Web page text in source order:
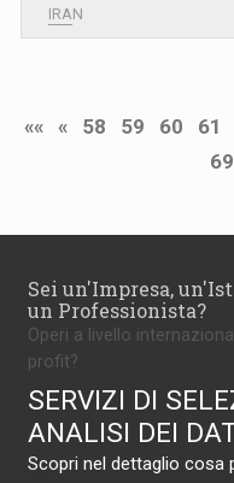
IRAN
«« « 58 59 60 61
69
Sei un'Impresa,
un Professionista?
Operi a livello
profit?
SERVIZI DI
ANALISI DEI
Scopri nel dettaglio cosa